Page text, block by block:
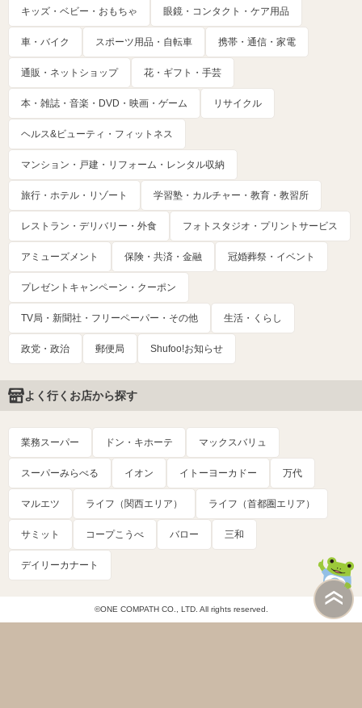
キッズ・ベビー・おもちゃ 眼鏡・コンタクト・ケア用品
車・バイク スポーツ用品・自転車 携帯・通信・家電
通販・ネットショップ 花・ギフト・手芸
本・雑誌・音楽・DVD・映画・ゲーム リサイクル
ヘルス&ビューティ・フィットネス
マンション・戸建・リフォーム・レンタル収納
旅行・ホテル・リゾート 学習塾・カルチャー・教育・教習所
レストラン・デリバリー・外食 フォトスタジオ・プリントサービス
アミューズメント 保険・共済・金融 冠婚葬祭・イベント
プレゼントキャンペーン・クーポン
TV局・新聞社・フリーペーパー・その他 生活・くらし
政党・政治 郵便局 Shufoo!お知らせ
よく行くお店から探す
業務スーパー ドン・キホーテ マックスバリュ
スーパーみらべる イオン イトーヨーカドー 万代
マルエツ ライフ（関西エリア） ライフ（首都圏エリア）
サミット コープこうべ バロー 三和
デイリーカナート
©ONE COMPATH CO., LTD. All rights reserved.